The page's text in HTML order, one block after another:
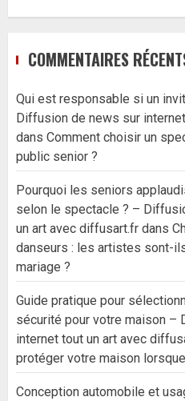
COMMENTAIRES
Qui est responsable si un
Diffusion de news sur
dans Comment choisir un
public senior ?
Pourquoi les seniors
selon le spectacle ? –
un art avec diffusart.fr dans
danseurs : les artistes sont-
mariage ?
Guide pratique pour
sécurité pour votre maison –
internet tout un art avec
protéger votre maison
Conception automobile et